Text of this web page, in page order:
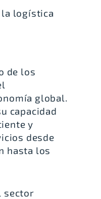
de los
global.
capacidad
y
desde
hasta los
sector